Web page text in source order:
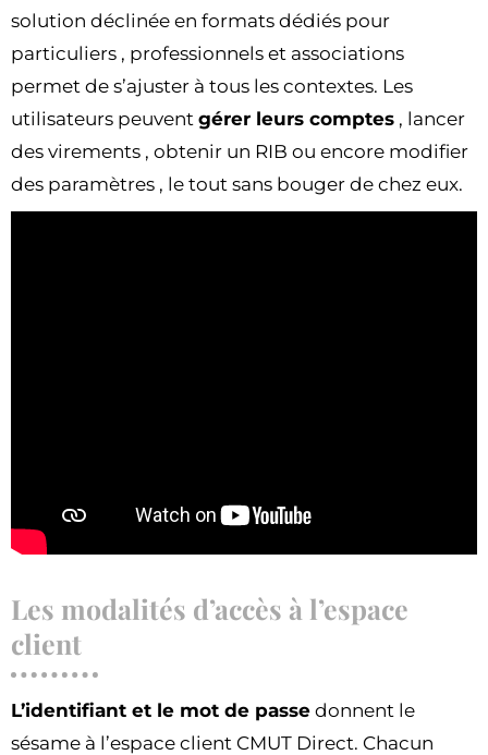
solution déclinée en formats dédiés pour
particuliers , professionnels et associations
permet de s’ajuster à tous les contextes. Les
utilisateurs peuvent gérer leurs comptes , lancer
des virements , obtenir un RIB ou encore modifier
des paramètres , le tout sans bouger de chez eux.
Les modalités d’accès à l’espace
client
L’identifiant et le mot de passe donnent le
sésame à l’espace client CMUT Direct. Chacun